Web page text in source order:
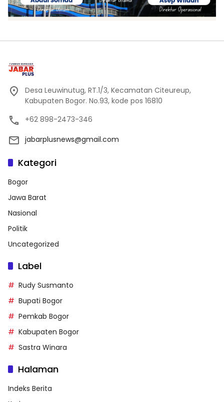
Desa Leuwinutug, RT.1/3, Kecamatan Citeureup,
Kabupaten Bogor. No.93, kode pos 16810
+62 898-2473-346
jabarplusnews@gmail.com
Kategori
Bogor
Jawa Barat
Nasional
Politik
Uncategorized
Label
Rudy Susmanto
Bupati Bogor
Pemkab Bogor
Kabupaten Bogor
Sastra Winara
Halaman
Indeks Berita